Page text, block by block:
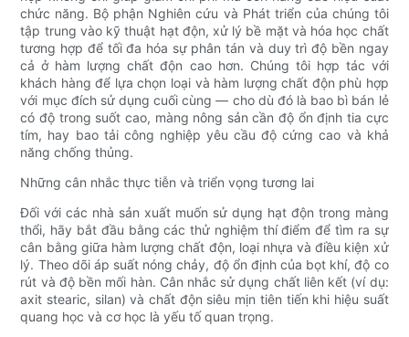
chức năng. Bộ phận Nghiên cứu và Phát triển của chúng tôi
tập trung vào kỹ thuật hạt độn, xử lý bề mặt và hóa học chất
tương hợp để tối đa hóa sự phân tán và duy trì độ bền ngay
cả ở hàm lượng chất độn cao hơn. Chúng tôi hợp tác với
khách hàng để lựa chọn loại và hàm lượng chất độn phù hợp
với mục đích sử dụng cuối cùng — cho dù đó là bao bì bán lẻ
có độ trong suốt cao, màng nông sản cần độ ổn định tia cực
tím, hay bao tải công nghiệp yêu cầu độ cứng cao và khả
năng chống thủng.
Những cân nhắc thực tiễn và triển vọng tương lai
Đối với các nhà sản xuất muốn sử dụng hạt độn trong màng
thổi, hãy bắt đầu bằng các thử nghiệm thí điểm để tìm ra sự
cân bằng giữa hàm lượng chất độn, loại nhựa và điều kiện xử
lý. Theo dõi áp suất nóng chảy, độ ổn định của bọt khí, độ co
rút và độ bền mối hàn. Cân nhắc sử dụng chất liên kết (ví dụ:
axit stearic, silan) và chất độn siêu mịn tiên tiến khi hiệu suất
quang học và cơ học là yếu tố quan trọng.